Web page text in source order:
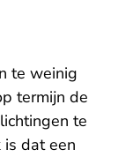
te weinig
termijn de
te
is dat een